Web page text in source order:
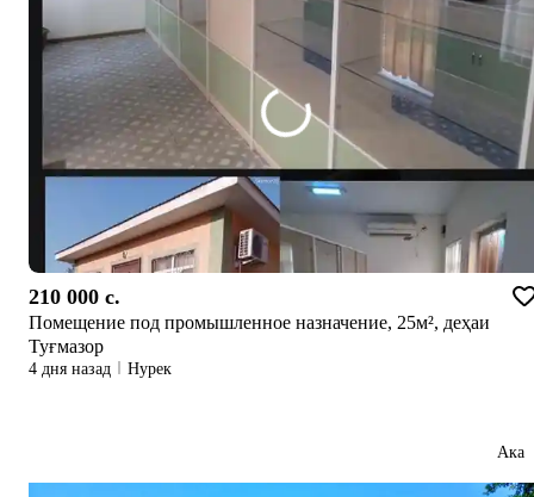
210 000 c.
Помещение под промышленное назначение, 25м², деҳаи
Туғмазор
4 дня назад Нурек
Ака